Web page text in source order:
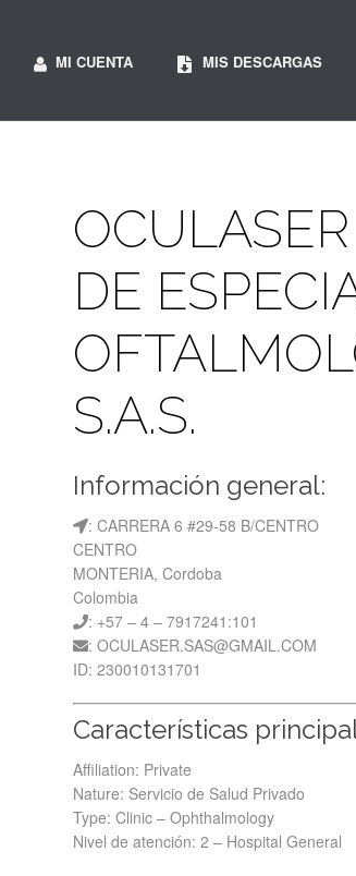
MI CUENTA MIS DESCARGAS
DE
S.A.S.
Información general:
: CARRERA 6 #29-58 B/CENTRO
CENTRO
MONTERIA, Cordoba
Colombia
: +57 – 4 – 7917241:101
: OCULASER.SAS@GMAIL.COM
ID: 230010131701
Características
Affiliation: Private
Nature: Servicio de Salud Privado
Type: Clinic – Ophthalmology
Nivel de atención: 2 – Hospital General